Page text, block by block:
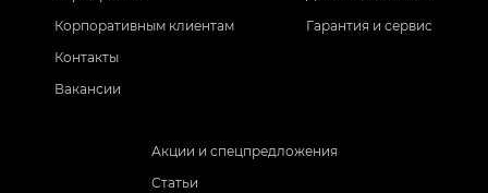
Корпоративным клиентам
Контакты
Вакансии
Гарантия и сервис
Акции и спецпредложения
Статьи